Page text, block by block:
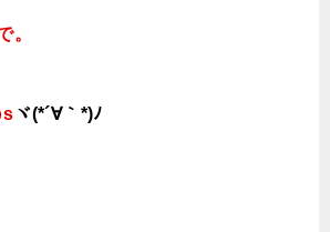
。
ヾ(*´∀｀*)ﾉ